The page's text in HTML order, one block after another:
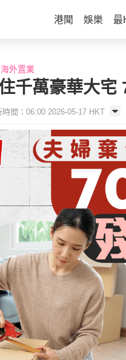
港聞 娛樂 最
海外置業
千萬豪華大宅
時間：06:00 2026-05-17 HKT